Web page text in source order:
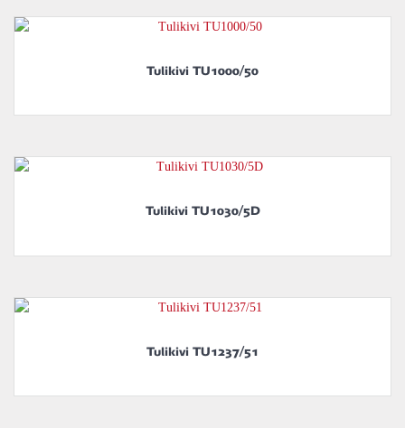
Tulikivi TU1000/50
Tulikivi TU1030/5D
Tulikivi TU1237/51